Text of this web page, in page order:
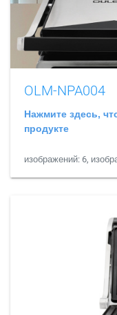
OLM-NPA004
Нажмите здесь,
продукте
изображений: 6,